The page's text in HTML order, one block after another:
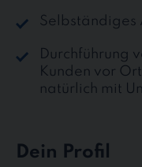
Selbständiges
Durchführung
Kunden vor
natürlich mit
Dein Profil